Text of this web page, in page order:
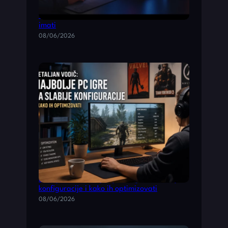
Top 10 akcione pucačine za pc koje morate
imati
08/06/2026
Detaljan vodič: najbolje PC igre za slabije
konfiguracije i kako ih optimizovati
08/06/2026